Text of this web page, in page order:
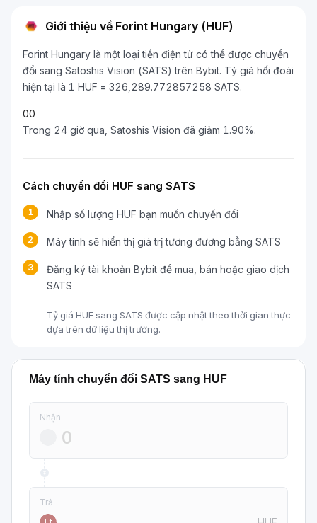
Giới thiệu về Forint Hungary (HUF)
Forint Hungary là một loại tiền điện tử có thể được chuyển
đổi sang Satoshis Vision (SATS) trên Bybit. Tỷ giá hối đoái
hiện tại là 1 HUF = 326,289.772857258 SATS.
00
Trong 24 giờ qua, Satoshis Vision đã giảm 1.90%.
Cách chuyển đổi HUF sang SATS
1 Nhập số lượng HUF bạn muốn chuyển đổi
2 Máy tính sẽ hiển thị giá trị tương đương bằng SATS
3
Đăng ký tài khoản Bybit để mua, bán hoặc giao dịch
SATS
Tỷ giá HUF sang SATS được cập nhật theo thời gian thực
dựa trên dữ liệu thị trường.
Máy tính chuyển đổi SATS sang HUF
Nhận
Trả